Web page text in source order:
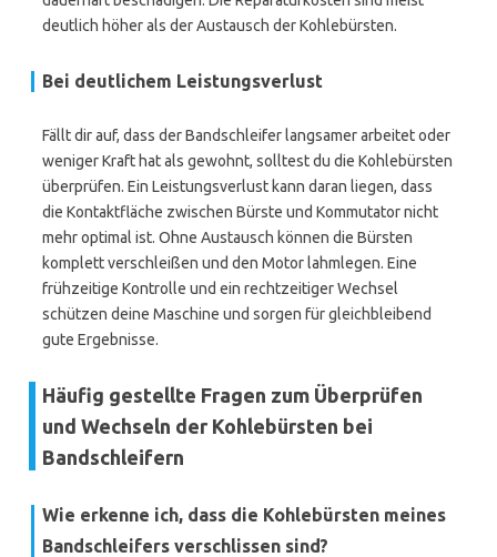
deutlich höher als der Austausch der Kohlebürsten.
Bei deutlichem Leistungsverlust
Fällt dir auf, dass der Bandschleifer langsamer arbeitet oder
weniger Kraft hat als gewohnt, solltest du die Kohlebürsten
überprüfen. Ein Leistungsverlust kann daran liegen, dass
die Kontaktfläche zwischen Bürste und Kommutator nicht
mehr optimal ist. Ohne Austausch können die Bürsten
komplett verschleißen und den Motor lahmlegen. Eine
frühzeitige Kontrolle und ein rechtzeitiger Wechsel
schützen deine Maschine und sorgen für gleichbleibend
gute Ergebnisse.
Häufig gestellte Fragen zum Überprüfen
und Wechseln der Kohlebürsten bei
Bandschleifern
Wie erkenne ich, dass die Kohlebürsten meines
Bandschleifers verschlissen sind?